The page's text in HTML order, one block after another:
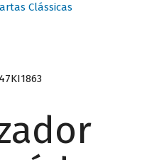
Clássicas